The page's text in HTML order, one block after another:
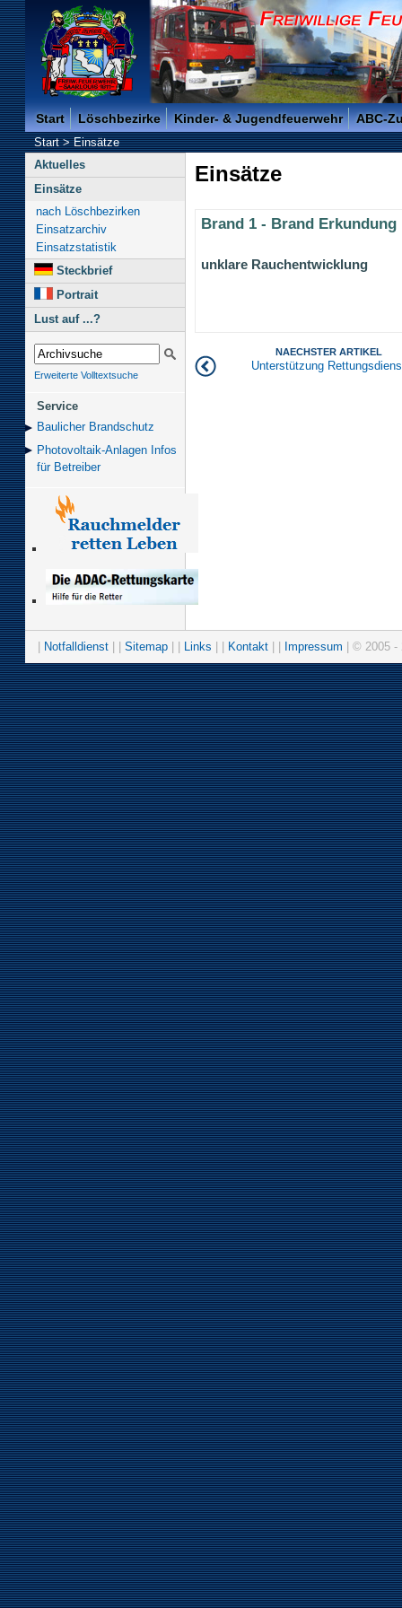
Freiwillige Feuerwehr der Kreisstadt Saarlouis -
Start Löschbezirke Kinder- & Jugendfeuerwehr ABC-
Start>Einsätze
Aktuelles
Einsätze
nach Löschbezirken
Einsatzarchiv
Einsatzstatistik
Steckbrief
Portrait
Lust auf ...?
Erweiterte Volltextsuche
Service
Baulicher Brand­schutz
Photovoltaik-Anlagen Infos
für Betreiber
Einsätze
Brand 1 - Brand Erkundung
unklare Rauchentwicklung
NAECHSTER ARTIKEL
Unterstützung
Notfalldienst Sitemap Links Kontakt Impressum | © 2005 -